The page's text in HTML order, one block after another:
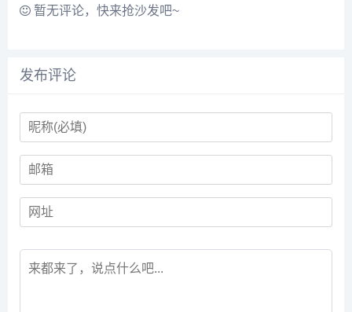
升...
暂无评论，快来抢沙发吧~
发布评论